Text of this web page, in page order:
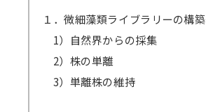
１．微細藻類ライブラリーの構築
1）自然界からの採集
2）株の単離
3）単離株の維持